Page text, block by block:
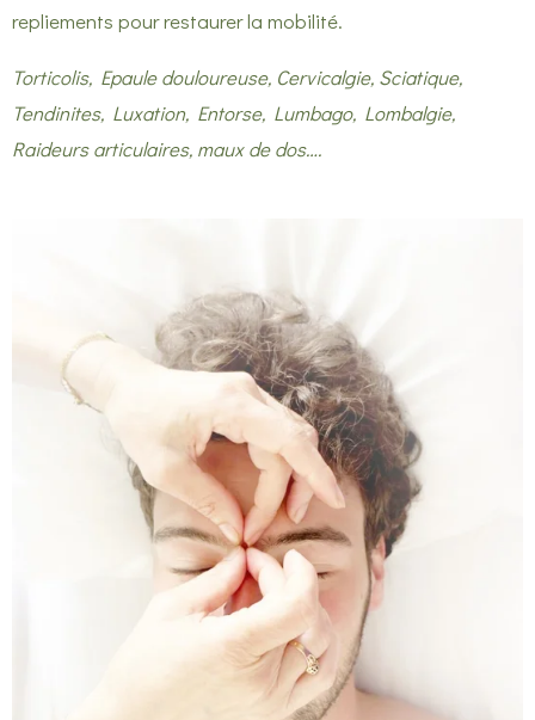
repliements pour restaurer la mobilité.
Torticolis, Epaule douloureuse, Cervicalgie, Sciatique,
Tendinites, Luxation, Entorse, Lumbago, Lombalgie,
Raideurs articulaires, maux de dos….